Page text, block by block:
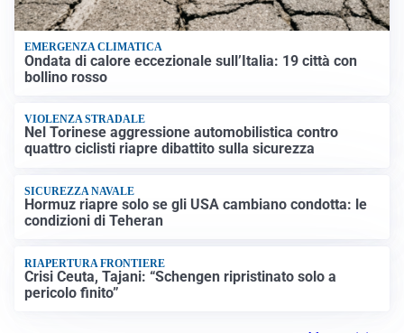
EMERGENZA CLIMATICA
Ondata di calore eccezionale sull’Italia: 19 città con
bollino rosso
VIOLENZA STRADALE
Nel Torinese aggressione automobilistica contro
quattro ciclisti riapre dibattito sulla sicurezza
SICUREZZA NAVALE
Hormuz riapre solo se gli USA cambiano condotta: le
condizioni di Teheran
RIAPERTURA FRONTIERE
Crisi Ceuta, Tajani: “Schengen ripristinato solo a
pericolo finito”